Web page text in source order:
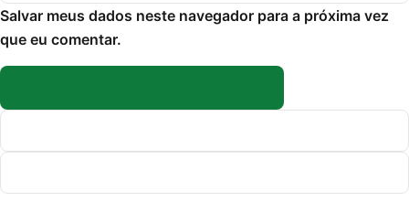
Salvar meus dados neste navegador para a próxima vez
que eu comentar.